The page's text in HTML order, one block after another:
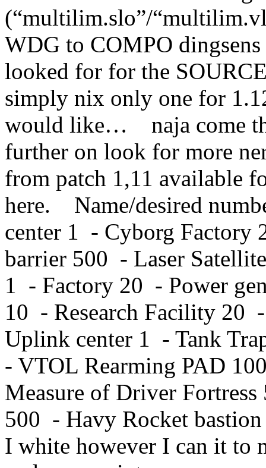
(“multilim.slo”/
WDG to COMPO
looked for for the
simply nix only one for
would like… naja come
further on look for more
from patch 1,11 available
here. Name/desired
center 1 - Cyborg Factory
barrier 500 - Laser
1 - Factory 20 - Power
10 - Research Facility 20
Uplink center 1 - Tank
- VTOL Rearming PAD
Measure of Driver
500 - Havy Rocket
I white however I can it to